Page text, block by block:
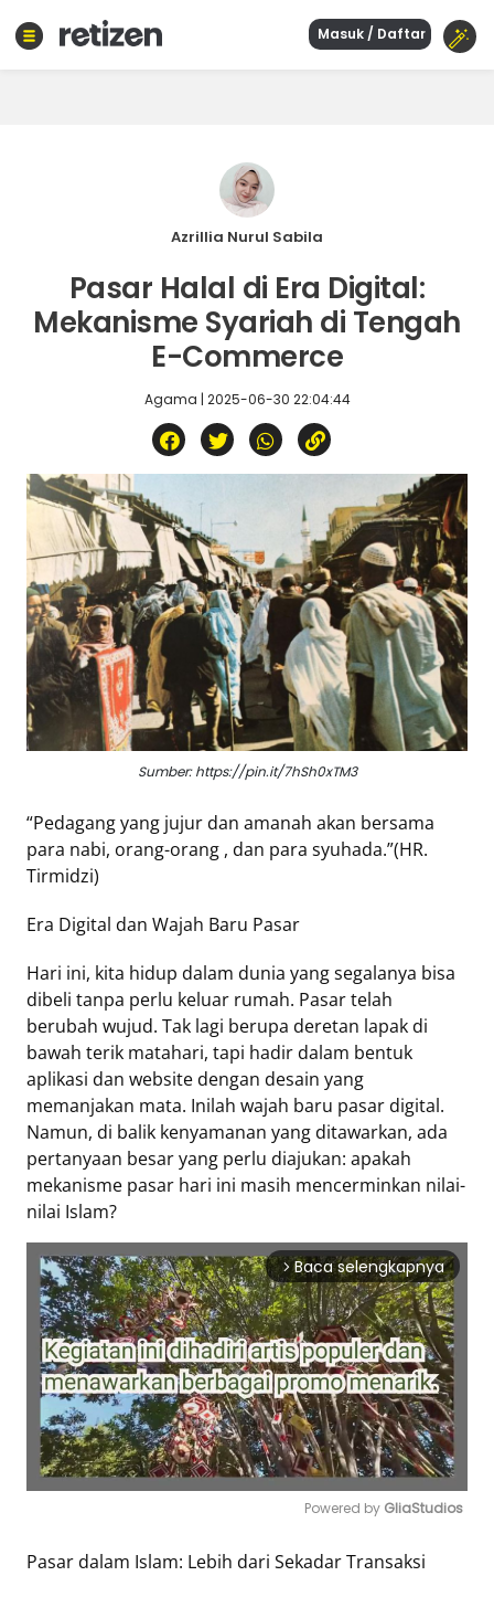
Masuk / Daftar
Azrillia Nurul Sabila
Pasar Halal di Era Digital:
Mekanisme Syariah di Tengah
E-Commerce
Agama | 2025-06-30 22:04:44
Sumber: https://pin.it/7hSh0xTM3
“Pedagang yang jujur dan amanah akan bersama
para nabi, orang-orang , dan para syuhada.”(HR.
Tirmidzi)
Era Digital dan Wajah Baru Pasar
Hari ini, kita hidup dalam dunia yang segalanya bisa
dibeli tanpa perlu keluar rumah. Pasar telah
berubah wujud. Tak lagi berupa deretan lapak di
bawah terik matahari, tapi hadir dalam bentuk
aplikasi dan website dengan desain yang
memanjakan mata. Inilah wajah baru pasar digital.
Namun, di balik kenyamanan yang ditawarkan, ada
pertanyaan besar yang perlu diajukan: apakah
mekanisme pasar hari ini masih mencerminkan nilai-
nilai Islam?
arrow_forward_ios Baca selengkapnya
Mute
Powered by GliaStudios
Pasar dalam Islam: Lebih dari Sekadar Transaksi
Sejarah
Wisata
Eduaksi
Info
Terkini
Network
Republika
Republika
rejabar.republika.co.id
repjogja.republika.co.id
Republika
IQRA
Tentang
Retizen
Do's
and
Dont's
Rules
Cara
Retizen